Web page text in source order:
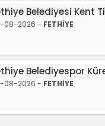
Belediyesi Kent
08-2026 - FETHİYE
Belediyespor
08-2026 - FETHİYE